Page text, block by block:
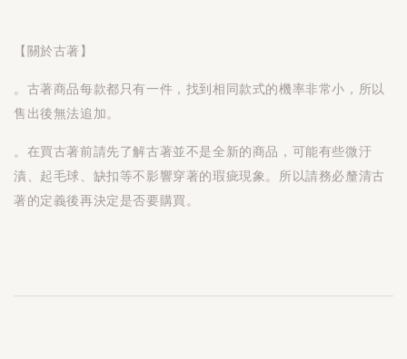
【關於古著】
。古著商品每款都只有一件，找到相同款式的機率非常小，所以
售出後無法追加。
。在買古著前請先了解古著並不是全新的商品，可能有些微汙
漬、起毛球、缺扣等不影響穿著的瑕疵現象。所以請務必釐清古
著的定義後再決定是否要購買。